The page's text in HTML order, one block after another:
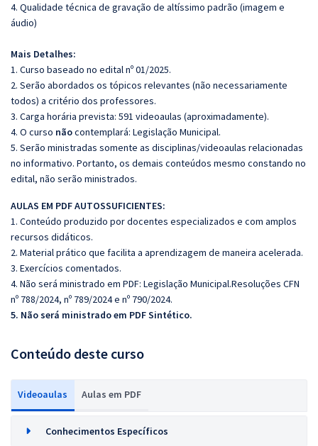
4. Qualidade técnica de gravação de altíssimo padrão (imagem e
áudio)
Mais Detalhes:
1. Curso baseado no edital nº 01/2025.
2. Serão abordados os tópicos relevantes (não necessariamente
todos) a critério dos professores.
3. Carga horária prevista: 591 videoaulas (aproximadamente).
4. O curso nãocontemplará: Legislação Municipal.
5. Serão ministradas somente as disciplinas/videoaulas relacionadas
no informativo. Portanto, os demais conteúdos mesmo constando no
edital, não serão ministrados.
AULAS EM PDF AUTOSSUFICIENTES:
1. Conteúdo produzido por docentes especializados e com amplos
recursos didáticos.
2. Material prático que facilita a aprendizagem de maneira acelerada.
3. Exercícios comentados.
4. Não será ministrado em PDF: Legislação Municipal.Resoluções CFN
nº 788/2024, nº 789/2024 e nº 790/2024.
5. Não será ministrado em PDF Sintético.
Conteúdo deste curso
Videoaulas Aulas em PDF
Conhecimentos Específicos